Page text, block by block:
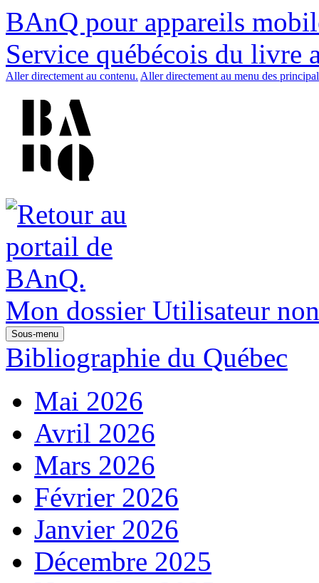
BAnQ pour appareils
Service québécois du livre
Aller directement au contenu. Aller directement au menu des
Mon dossier Utilisateur
Sous-menu
Bibliographie du Québec
Mai 2026
Avril 2026
Mars 2026
Février 2026
Janvier 2026
Décembre 2025